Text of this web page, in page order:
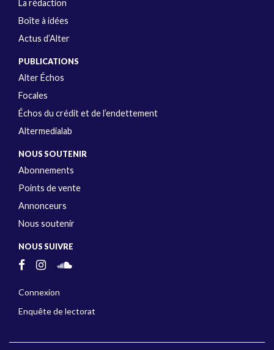
La rédaction
Boîte à idées
Actus d’Alter
PUBLICATIONS
Alter Échos
Focales
Échos du crédit et de l’endettement
Altermedialab
NOUS SOUTENIR
Abonnements
Points de vente
Annonceurs
Nous soutenir
NOUS SUIVRE
Connexion
Enquête de lectorat